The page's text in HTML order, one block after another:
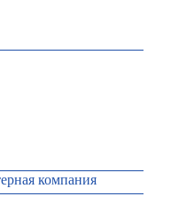
компания